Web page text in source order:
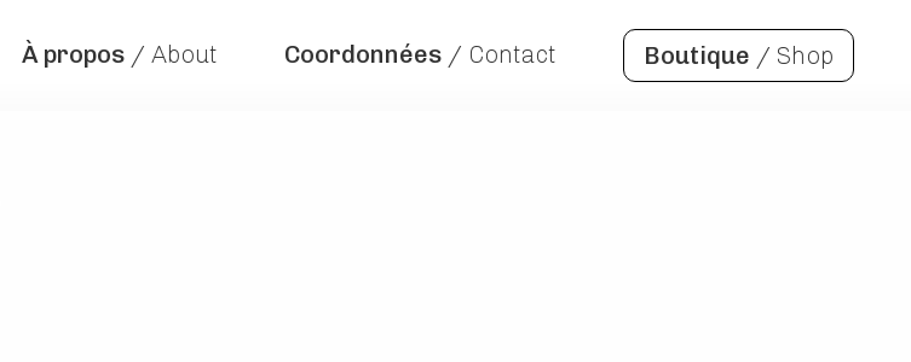
À propos / About Coordonnées / Contact Boutique / Shop